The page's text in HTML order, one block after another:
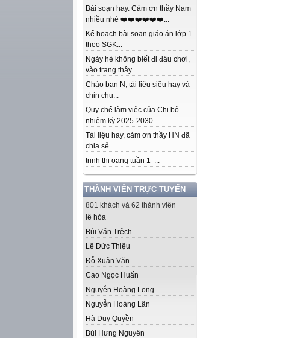
Bài soạn hay. Cảm ơn thầy Nam
nhiều nhé ❤️❤️❤️❤️❤️❤️...
Kế hoạch bài soạn giáo án lớp 1
theo SGK...
Ngày hè không biết đi đâu chơi,
vào trang thầy...
Chào bạn N, tài liệu siêu hay và
chỉn chu...
Quy chế làm việc của Chi bộ
nhiệm kỳ 2025-2030...
Tài liệu hay, cảm ơn thầy HN đã
chia sẻ....
trinh thi oang tuần 1 ...
THÀNH VIÊN TRỰC TUYẾN
801 khách và 62 thành viên
lê hòa
Bùi Văn Trệch
Lê Đức Thiệu
Đỗ Xuân Văn
Cao Ngọc Huấn
Nguyễn Hoàng Long
Nguyễn Hoàng Lân
Hà Duy Quyền
Bùi Hưng Nguyên